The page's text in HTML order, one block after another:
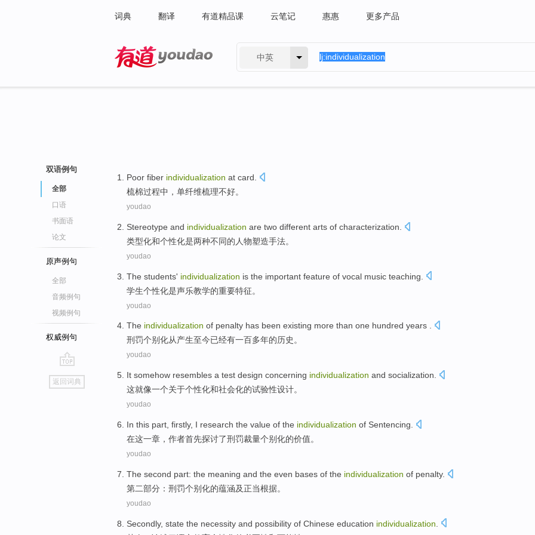
词典 翻译 有道精品课 云笔记 惠惠 更多产品
中英
双语例句
全部
口语
书面语
论文
原声例句
全部
音频例句
视频例句
权威例句
go
top
返回词典
Poor fiber individualization at card
梳棉过程中，单纤维梳理不好。
youdao
Stereotype and individualization are two different arts of characterization
类型化和个性化是两种不同的 人物塑造手法。
youdao
The students' individualization is the important feature of vocal music teaching
学生个性化是声乐教学的重要特征。
youdao
The individualization of penalty has been existing more than one hundred years .
刑罚个别化从产生至今已经有一百多年的历史。
youdao
It somehow resembles a test design concerning individualization and socialization
这就像一个关于个性化和社会化的试验性设计。
youdao
In this part , firstly, I research the value of the individualization of Sentencing.
在这一章 ，作者首先探讨了刑罚裁量个别化的价值。
youdao
The second part: the meaning and the even bases of the individualization of penalty.
第二部分 ： 刑罚个别化的蕴涵及正当根据。
youdao
Secondly, state the necessity and possibility of Chinese education individualization